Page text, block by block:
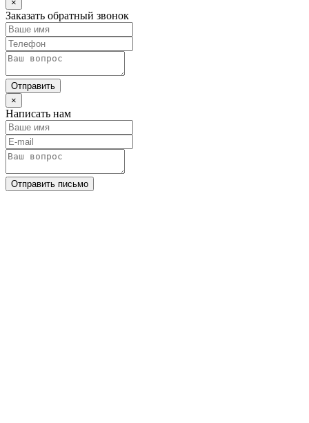
×
Заказать обратный звонок
Отправить
×
Написать нам
Отправить письмо